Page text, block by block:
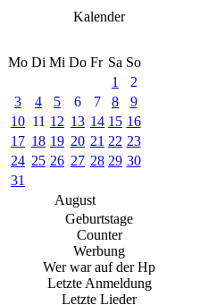
Kalender
Mo Di Mi Do Fr Sa So
1
2
3
4 5 6 7 8
9
10 11 12 13 14 15 16
17 18 19 20 21 22 23
24 25 26 27 28 29 30
31
August
Geburtstage
Counter
Werbung
Wer war auf der Hp
Letzte Anmeldung
Letzte Lieder